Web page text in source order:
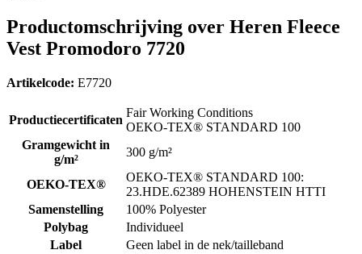
Productomschrijving over Heren Fleece
Vest Promodoro 7720
Artikelcode: E7720
Productiecertificaten
Fair Working Conditions
OEKO-TEX® STANDARD 100
Gramgewicht in
g/m²
300 g/m²
OEKO-TEX®
OEKO-TEX® STANDARD 100:
23.HDE.62389 HOHENSTEIN HTTI
Samenstelling
100% Polyester
Polybag
Individueel
Label
Geen label in de nek/tailleband